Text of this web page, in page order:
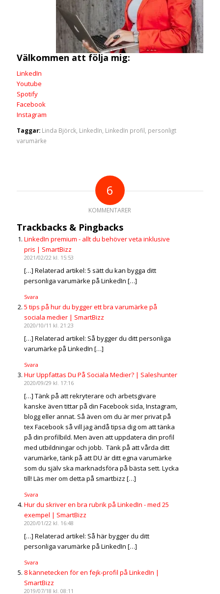
Välkommen att följa mig:
LinkedIn
Youtube
Spotify
Facebook
Instagram
Taggar: Linda Björck, LinkedIn LinkedIn profil personligt
varumärke
6
KOMMENTARER
Trackbacks & Pingbacks
LinkedIn premium - allt du behöver veta inklusive
pris | SmartBizz
2021/02/22 kl. 15:53
[…] Relaterad artikel: 5 sätt du kan bygga ditt
personliga varumärke på LinkedIn […]
Svara
5 tips på hur du bygger ett bra varumärke på
sociala medier | SmartBizz
2020/10/11 kl. 21:23
[…] Relaterad artikel: Så bygger du ditt personliga
varumärke på LinkedIn […]
Svara
Hur Uppfattas Du På Sociala Medier? | Saleshunter
2020/09/29 kl. 17:16
[…] Tänk på att rekryterare och arbetsgivare
kanske även tittar på din Facebook sida, Instagram,
blogg eller annat. Så även om du är mer privat på
tex Facebook så vill jag ändå tipsa dig om att tänka
på din profilbild. Men även att uppdatera din profil
med utbildningar och jobb. Tänk på att vårda ditt
varumärke, tänk på att DU är ditt egna varumärke
som du själv ska marknadsföra på bästa sett. Lycka
till! Läs mer om detta på smartbizz […]
Svara
Hur du skriver en bra rubrik på LinkedIn - med 25
exempel | SmartBizz
2020/01/22 kl. 16:48
[…] Relaterad artikel: Så här bygger du ditt
personliga varumärke på LinkedIn […]
Svara
8 kännetecken för en fejk-profil på LinkedIn |
SmartBizz
2019/07/18 kl. 08:11